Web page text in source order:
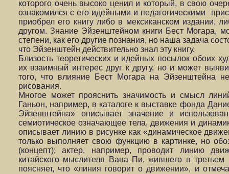
которого очень высоко ценил и который, в свою
ознакомился с его идейными и педагогическими
приобрел его книгу либо в мексиканском издании,
другом. Знание Эйзенштейном книги Бест Могара,
степени, как его другие познания, но наша задача
что Эйзенштейн действительно знал эту книгу.
Близость теоретических и идейных посылок обоих
их взаимный интерес друг к другу, но и может
того, что влияние Бест Могара на Эйзенштейна
рисования.
Многое может прояснить значимость и смысл
Ганьон, например, в каталоге к выставке фонда
Эйзенштейна» описывает значение и
семиотическое означающее тела, движения и
описывает линию в рисунке как «динамическое
только выполняет свою функцию в картинке, но
(концепт); актер, например, проводит линию
китайского мыслителя Вана Пи, жившего в
поясняет, что «линия говорит о движении», и